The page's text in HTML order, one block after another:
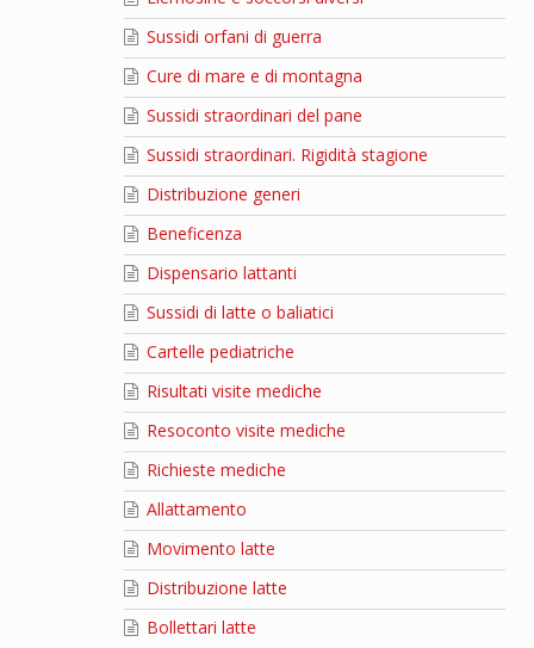
Sussidi orfani di guerra
Cure di mare e di montagna
Sussidi straordinari del pane
Sussidi straordinari. Rigidità stagione
Distribuzione generi
Beneficenza
Dispensario lattanti
Sussidi di latte o baliatici
Cartelle pediatriche
Risultati visite mediche
Resoconto visite mediche
Richieste mediche
Allattamento
Movimento latte
Distribuzione latte
Bollettari latte